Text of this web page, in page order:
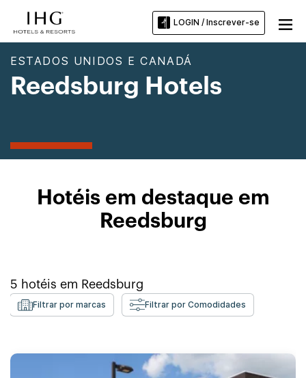
LOGIN / Inscrever-se
ESTADOS UNIDOS E CANADÁ
Reedsburg Hotels
Hotéis em destaque em
Reedsburg
5 hotéis em Reedsburg
Filtrar por marcas Filtrar por Comodidades